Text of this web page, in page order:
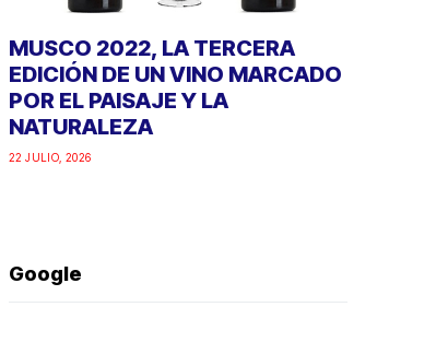
MUSCO 2022, LA TERCERA
EDICIÓN DE UN VINO MARCADO
POR EL PAISAJE Y LA
NATURALEZA
22 JULIO, 2026
Google